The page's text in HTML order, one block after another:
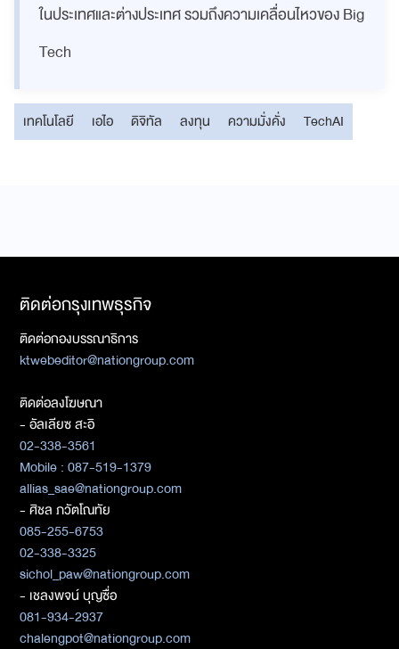
ในประเทศและต่างประเทศ รวมถึงความเคลื่อนไหวของ Big
Tech
เทคโนโลยี เอไอ ดิจิทัล ลงทุน ความมั่งคั่ง TechAI
ติดต่อกรุงเทพธุรกิจ
ติดต่อกองบรรณาธิการ
ktwebeditor@nationgroup.com
ติดต่อลงโฆษณา
- อัลเลียซ สะอิ
02-338-3561
Mobile : 087-519-1379
allias_sae@nationgroup.com
- ศิชล ภวัตโณทัย
085-255-6753
02-338-3325
sichol_paw@nationgroup.com
- เชลงพจน์ บุญซื่อ
081-934-2937
chalengpot@nationgroup.com